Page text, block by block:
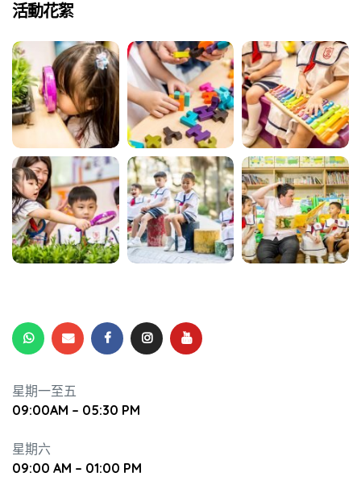
活動花絮
星期一至五
09:00AM – 05:30 PM
星期六
09:00 AM – 01:00 PM